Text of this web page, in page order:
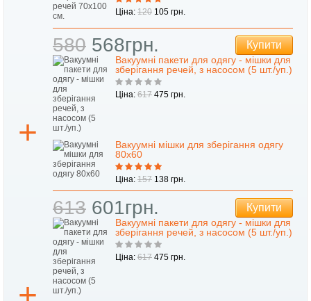
Ціна: 120 105 грн.
580 568грн. Купити
Вакуумні пакети для одягу - мішки для
зберігання речей, з насосом (5 шт./уп.)
Ціна: 617 475 грн.
Вакуумні мішки для зберігання одягу
80х60
Ціна: 157 138 грн.
613 601грн. Купити
Вакуумні пакети для одягу - мішки для
зберігання речей, з насосом (5 шт./уп.)
Ціна: 617 475 грн.